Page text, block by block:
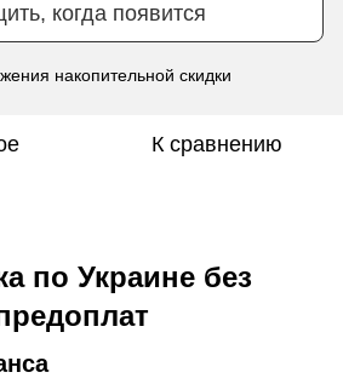
когда появится
накопительной скидки
К сравнению
по Украине без